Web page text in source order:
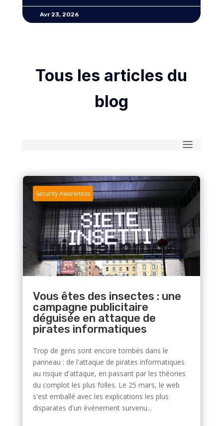
Avr 23, 2026
Tous les articles du
blog
Security Awareness
Vous êtes des insectes : une
campagne publicitaire
déguisée en attaque de
pirates informatiques
Trop de gens sont encore tombés dans le
panneau : de l'attaque de pirates informatiques
au risque d'attaque, en passant par les théories
du complot les plus folles. Le 25 mars, le web
s'est emballé avec les explications les plus
disparates d'un événement survenu...